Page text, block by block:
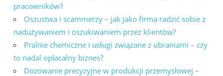
pracowników?
Oszustwa i scammerzy – jak jako firma radzić sobie z
nadużywaniem i oszukiwaniem przez klientów?
Pralnie chemiczne i usługi związane z ubraniami – czy
to nadal opłacalny biznes?
Dozowanie precyzyjne w produkcji przemysłowej –